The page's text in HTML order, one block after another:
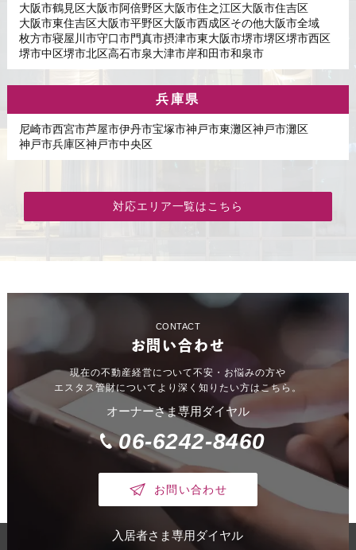
大阪市鶴見区大阪市阿倍野区大阪市住之江区大阪市住吉区
大阪市東住吉区大阪市平野区大阪市西成区その他大阪市全域
枚方市寝屋川市守口市門真市摂津市東大阪市堺市堺区堺市西区
堺市中区堺市北区高石市泉大津市岸和田市和泉市
兵庫県
尼崎市西宮市芦屋市伊丹市宝塚市神戸市東灘区神戸市灘区
神戸市兵庫区神戸市中央区
対応エリア一覧はこちら
CONTACT
お問い合わせ
現在の不動産経営について不安・お悩みの方や
エスタス管財についてより深く知りたい方はこちら。
オーナーさま専用ダイヤル
06-6242-8460
お問い合わせ
入居者さま専用ダイヤル